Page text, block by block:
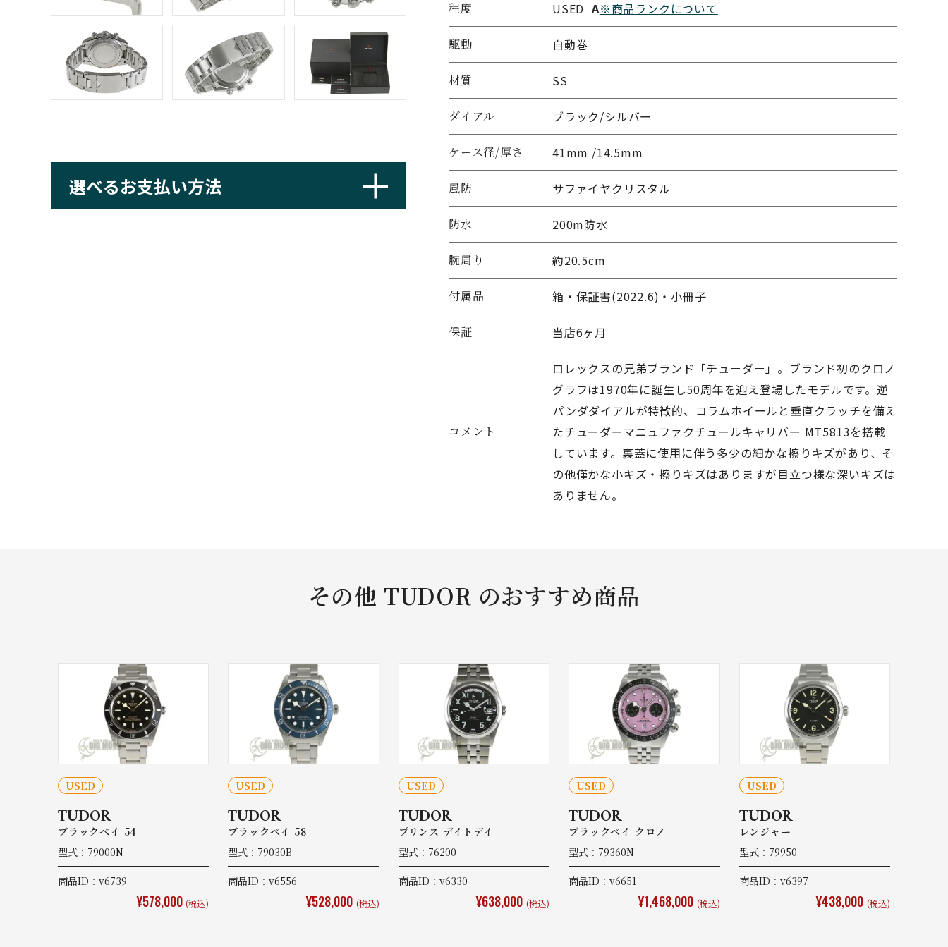
選べるお支払い方法
程度 USED A※商品ランクについて
駆動 自動巻
材質 SS
ダイアル ブラック/シルバー
ケース径/厚さ 41mm /14.5mm
風防 サファイヤクリスタル
防水 200m防水
腕周り 約20.5cm
付属品 箱・保証書(2022.6)・小冊子
保証 当店6ヶ月
コメント
ロレックスの兄弟ブランド「チューダー」。ブランド初のクロノ
グラフは1970年に誕生し50周年を迎え登場したモデルです。逆
パンダダイアルが特徴的、コラムホイールと垂直クラッチを備え
たチューダーマニュファクチュールキャリバー MT5813を搭載
しています。裏蓋に使用に伴う多少の細かな擦りキズがあり、そ
の他僅かな小キズ・擦りキズはありますが目立つ様な深いキズは
ありません。
その他 TUDOR のおすすめ商品
USED
TUDOR
ブラックベイ 54
型式：79000N
商品ID：v6739
¥578,000 (税込)
USED
TUDOR
ブラックベイ 58
型式：79030B
商品ID：v6556
¥528,000 (税込)
USED
TUDOR
プリンス デイトデイ
型式：76200
商品ID：v6330
¥638,000 (税込)
USED
TUDOR
ブラックベイ クロノ
型式：79360N
商品ID：v6651
¥1,468,000 (税込)
USED
TUDOR
レンジャー
型式：79950
商品ID：v6397
¥438,000 (税込)